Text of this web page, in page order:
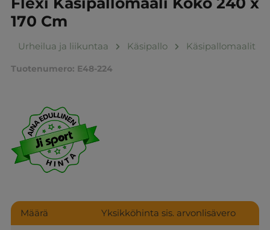
170 Cm
Urheilua ja liikuntaa Käsipallo Käsipallomaalit
Tuotenumero: E48-224
Määrä Yksikköhinta sis. arvonlisävero